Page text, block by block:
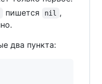
пишется nil
,
два пункта: